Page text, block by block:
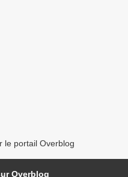
le portail Overblog
Overblog